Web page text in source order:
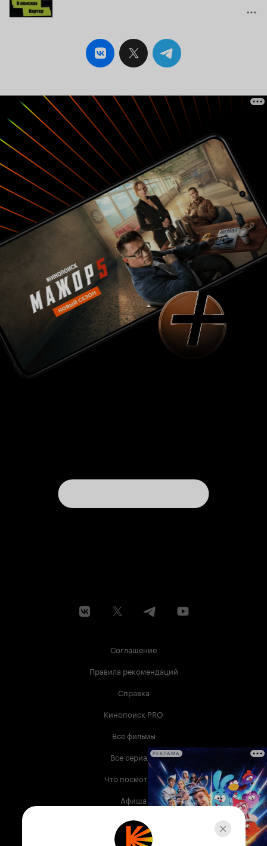
Соглашение
Правила рекомендаций
Справка
Кинопоиск PRO
Все фильмы
Все сериалы
Что посмотреть
Афиша
Музыка
Телепрограмма
РЕКЛАМА